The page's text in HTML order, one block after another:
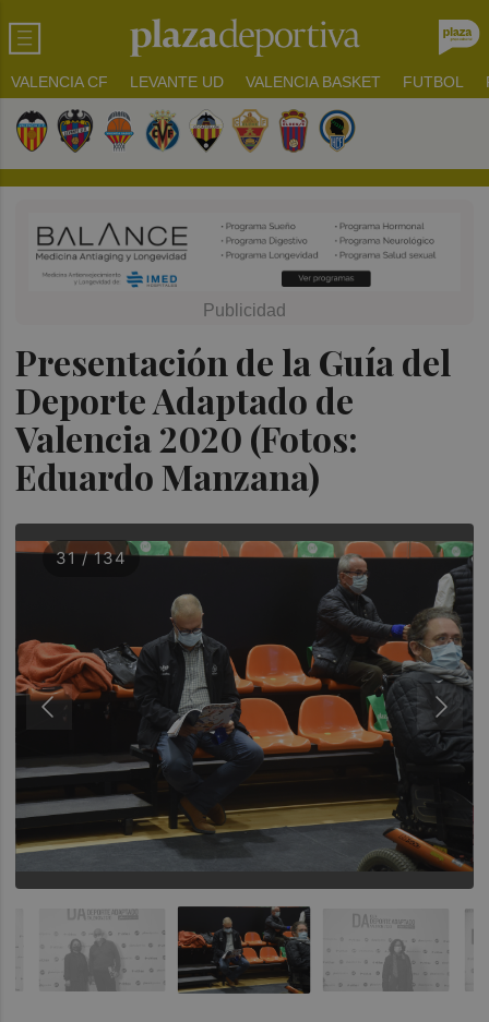
VALENCIA CF LEVANTE UD VALENCIA BASKET FUTBOL
Presentación de la Guía del
Deporte Adaptado de
Valencia 2020 (Fotos:
Eduardo Manzana)
31 / 134